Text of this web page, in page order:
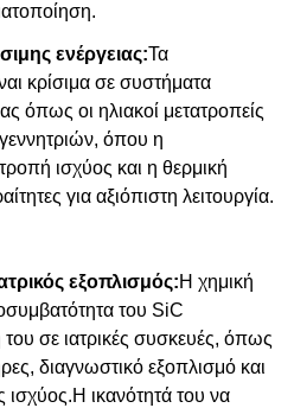
ενέργειας:Τα
κρίσιμα σε συστήματα
όπως οι ηλιακοί μετατροπείς
όπου η
ισχύος και η θερμική
για αξιόπιστη λειτουργία.
εξοπλισμός:Η χημική
του SiC
σε ιατρικές συσκευές, όπως
διαγνωστικό εξοπλισμό και
ισχύος.Η ικανότητά του να